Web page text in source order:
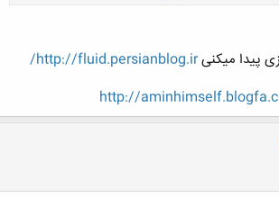
پیدا میکنیhttp://fluid.persianblog.ir/
http://